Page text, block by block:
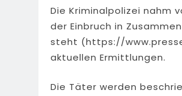
Die Kriminalpolizei nahm
der Einbruch in
steht (https://
aktuellen Ermittlungen.
Die Täter werden